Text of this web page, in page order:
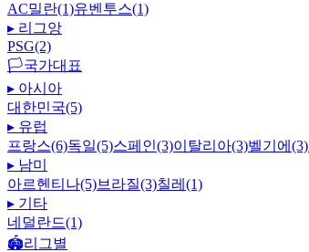
AC밀란(1)유벤투스(1)
▸ 리그앙
PSG(2)
🏳️국가대표
▸ 아시아
대한민국(5)
▸ 유럽
프랑스(6)독일(5)스페인(3)이탈리아(3)벨기에(3)
▸ 남미
아르헨티나(5)브라질(3)칠레(1)
▸ 기타
네덜란드(1)
🏟️리그별